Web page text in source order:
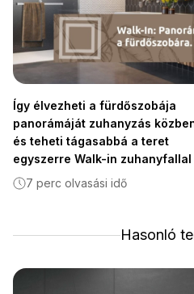
Így élvezheti a fürdőszobája
panorámáját zuhanyzás
és teheti tágasabbá a teret
egyszerre Walk-in zuhanyfallal
7 perc olvasási idő
Hasonló